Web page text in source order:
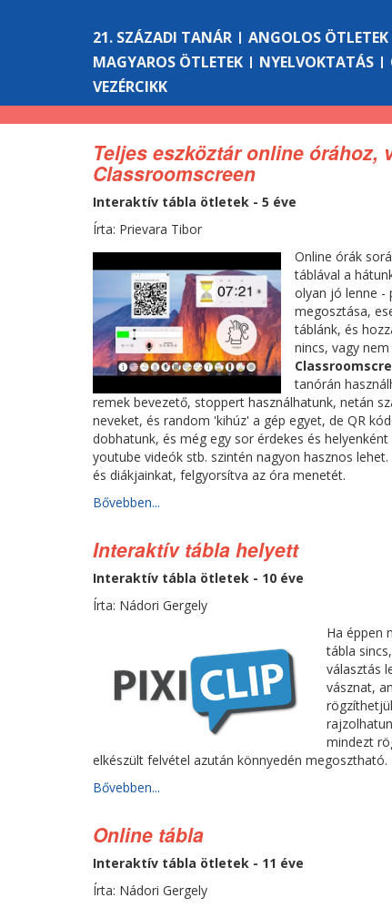
21. SZÁZADI TANÁR ANGOLOS ÖTLETEK
MAGYAROS ÖTLETEK
NYELVOKTATÁS
VEZÉRCIKK
Teljes eszköztár online órához,
Classroomscreen
Interaktív tábla ötletek - 5 éve
Írta: Prievara Tibor
Online órák
táblával a
olyan jó lenne -
megosztása,
táblánk, és
nincs, vagy
tanórán
remek bevezető, stoppert használhatunk, netán
neveket, és random 'kihúz' a gép egyet, de QR
dobhatunk, és még egy sor érdekes és
youtube videók stb. szintén nagyon hasznos
és diákjainkat, felgyorsítva az óra menetét.
Bővebben...
Interaktív tábla helyett
Interaktív tábla ötletek - 10 éve
Írta: Nádori Gergely
Ha éppen
tábla
választás
vásznat,
mindezt
elkészült felvétel azután könnyedén megosztható.
Bővebben...
Online tábla
Interaktív tábla ötletek - 11 éve
Írta: Nádori Gergely